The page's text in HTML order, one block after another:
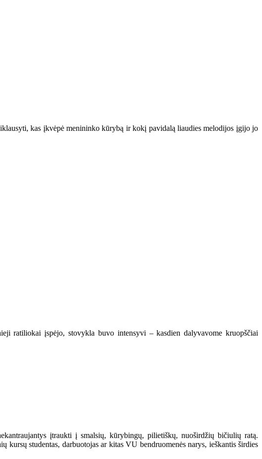
kas įkvėpė menininko kūrybą ir kokį pavidalą liaudies melodijos įgijo jo
ratiliokai įspėjo, stovykla buvo intensyvi – kasdien dalyvavome kruopščiai
įtraukti į smalsių, kūrybingų, pilietiškų, nuoširdžių bičiulių ratą.
studentas, darbuotojas ar kitas VU bendruomenės narys, ieškantis širdies